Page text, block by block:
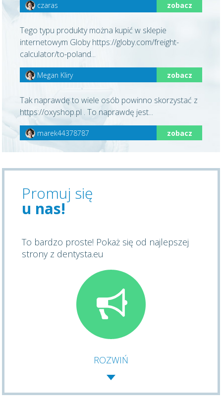
czaras zobacz
Tego typu produkty można kupić w sklepie
internetowym Globy https://globy.com/freight-
calculator/to-poland...
Megan Kliry zobacz
Tak naprawdę to wiele osób powinno skorzystać z
https://oxyshop.pl . To naprawdę jest...
marek44378787 zobacz
Promuj się
u nas!
To bardzo proste! Pokaż się od najlepszej
strony z dentysta.eu
ROZWIŃ